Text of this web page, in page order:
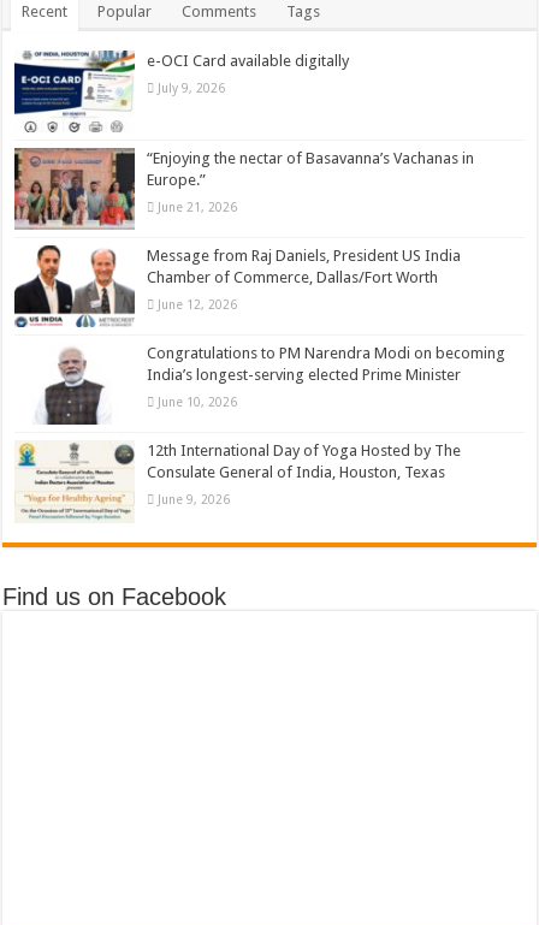
Recent Popular Comments Tags
e-OCI Card available digitally
July 9, 2026
“Enjoying the nectar of Basavanna’s Vachanas in
Europe.”
June 21, 2026
Message from Raj Daniels, President US India
Chamber of Commerce, Dallas/Fort Worth
June 12, 2026
Congratulations to PM Narendra Modi on becoming
India’s longest-serving elected Prime Minister
June 10, 2026
12th International Day of Yoga Hosted by The
Consulate General of India, Houston, Texas
June 9, 2026
Find us on Facebook